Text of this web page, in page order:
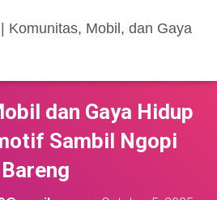
Komunitas, Mobil, dan Gaya
dan Gaya Hidup
Sambil Ngopi
Bareng